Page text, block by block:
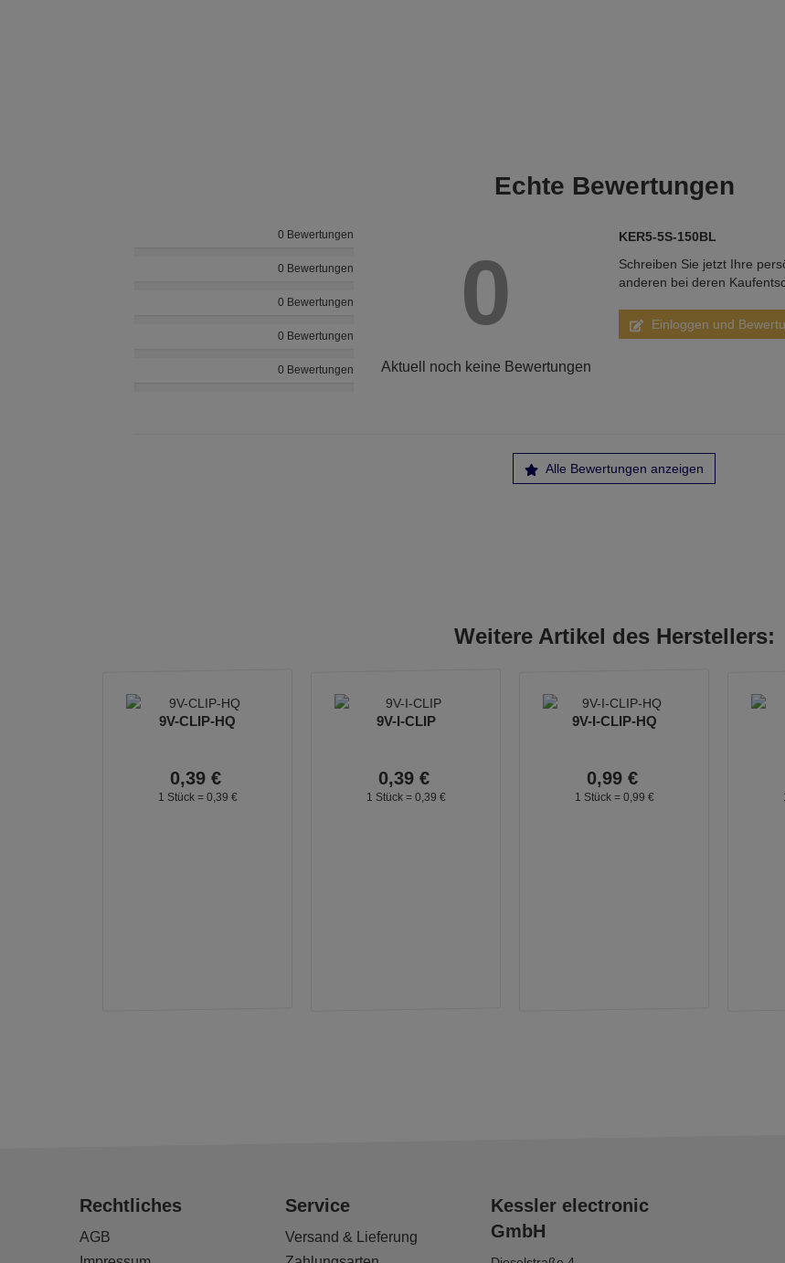
Echte Bewertungen
0 Bewertungen
0 Bewertungen
0 Bewertungen
0 Bewertungen
0 Bewertungen
0
Aktuell noch keine Bewertungen
KER5-5S-150BL
Schreiben Sie jetzt Ihre
anderen bei deren
Einloggen und
Alle Bewertungen anzeigen
Weitere Artikel des Herstellers:
9V-CLIP-HQ
0,39 €
1 Stück = 0, 39 €
9V-I-CLIP
0,39 €
1 Stück = 0, 39 €
9V-I-CLIP-HQ
0,99 €
1 Stück = 0, 99 €
Rechtliches
AGB
Service
Versand & Lieferung
Kessler electronic
GmbH